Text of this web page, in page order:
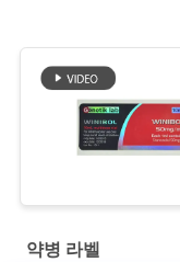
약병 라벨